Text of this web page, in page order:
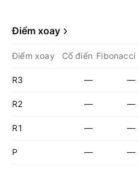
Điểm xoay
Điểm xoay Cổ điển Fibonacci
R3 — —
R2 — —
R1 — —
P — —